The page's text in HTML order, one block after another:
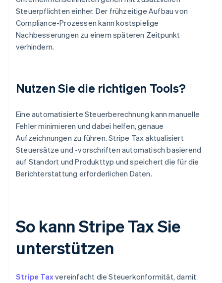
Steuerpflichten einher. Der frühzeitige Aufbau von
Compliance-Prozessen kann kostspielige
Nachbesserungen zu einem späteren Zeitpunkt
verhindern.
Nutzen Sie die richtigen Tools?
Eine automatisierte Steuerberechnung kann manuelle
Fehler minimieren und dabei helfen, genaue
Aufzeichnungen zu führen. Stripe Tax aktualisiert
Steuersätze und -vorschriften automatisch basierend
auf Standort und Produkttyp und speichert die für die
Berichterstattung erforderlichen Daten.
So kann Stripe Tax Sie
unterstützen
Stripe Taxvereinfacht die Steuerkonformität, damit